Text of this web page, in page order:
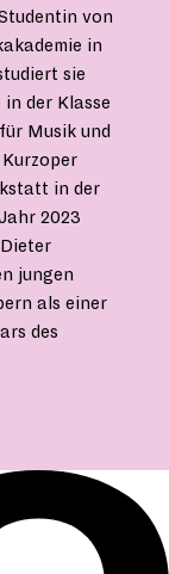
von
in
sie
der Klasse
Musik und
in der
2023
jungen
als einer
des